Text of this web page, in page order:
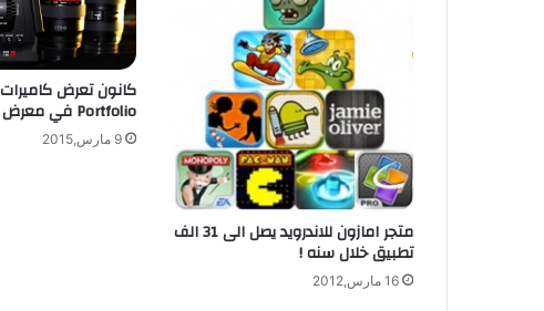
متجر امازون للاندرويد يصل الى 31 الف
تطبيق خلال سنه !
16 مارس,2012
Portfolio في معرض كابسات 2015
9 مارس,2015